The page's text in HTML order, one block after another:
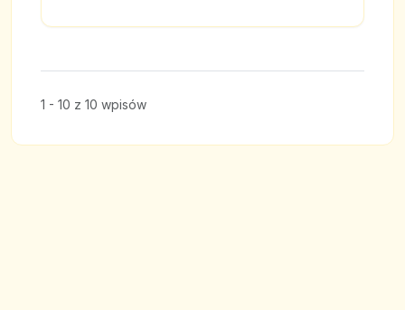
1 - 10 z 10 wpisów